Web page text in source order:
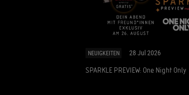
NEUIGKEITEN 28 Jul 2026
SPARKLE PREVIEW: One Night Only